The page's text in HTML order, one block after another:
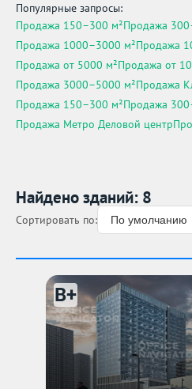
Популярные запросы:
Продажа 150–300 м²Продажа
Продажа 1000–3000 м²Продажа
Продажа от 5000 м²Продажа от
Продажа 3000–5000 м²Продажа
Продажа 150–300 м²Продажа
Продажа Метро Деловой центр
Найдено зданий: 8
Сортировать по:
B+